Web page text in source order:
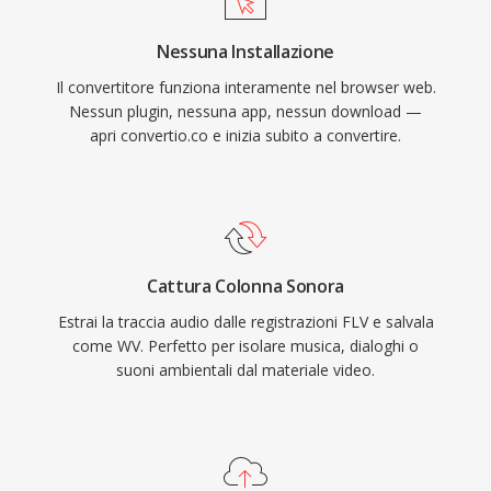
numerosi altri strumenti. WavPack supporta
anche metadati ricchi tramite tag APEv2, cue
sheet incorporati e valori ReplayGain, coprendo
le esigenze organizzative anche della libreria
Nessuna Installazione
Il convertitore funziona interamente nel browser web.
Nessun plugin, nessuna app, nessun download —
apri convertio.co e inizia subito a convertire.
Cattura Colonna Sonora
Estrai la traccia audio dalle registrazioni FLV e salvala
come WV. Perfetto per isolare musica, dialoghi o
suoni ambientali dal materiale video.